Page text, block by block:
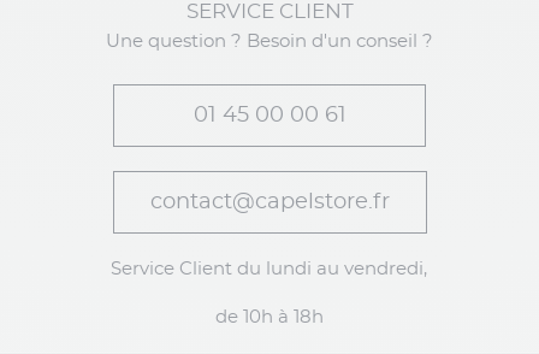
SERVICE CLIENT
Une question ? Besoin d'un conseil ?
01 45 00 00 61
contact@capelstore.fr
Service Client du lundi au vendredi,
de 10h à 18h